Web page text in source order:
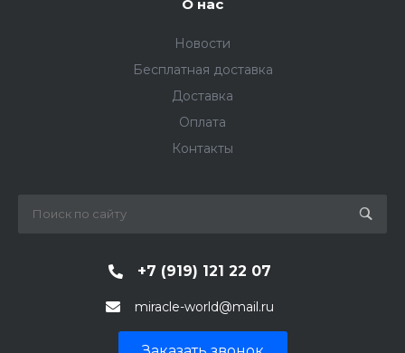
О нас
Новости
Бесплатная доставка
Доставка
Оплата
Контакты
+7 (919) 121 22 07
miracle-world@mail.ru